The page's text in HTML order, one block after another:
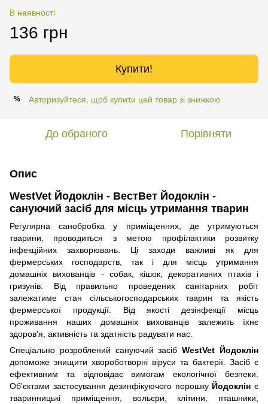
В наявності
136 грн
Купити!
% Авторизуйтеся, щоб купити цей товар зі знижкою
До обраного Порівняти
Опис
WestVet Йодоклін - ВестВет Йодоклін -
сануючий засіб для місць утримання тварин
Регулярна санобробка у приміщеннях, де утримуються
тварини, проводиться з метою профілактики розвитку
інфекційних захворювань. Ці заходи важливі як для
фермерських господарств, так і для місць утримання
домашніх вихованців - собак, кішок, декоративних птахів і
гризунів. Від правильно проведених санітарних робіт
залежатиме стан сільськогосподарських тварин та якість
фермерської продукції. Від якості дезінфекції місць
проживання наших домашніх вихованців залежить їхнє
здоров'я, активність та здатність радувати нас.
Спеціально розроблений сануючий засібWestVet Йодоклін
допоможе знищити хвороботворні віруси та бактерії. Засіб є
ефективним та відповідає вимогам екологічної безпеки.
Об'єктами застосування дезинфікуючого порошку Йодоклін є
тваринницькі приміщення, вольєри, клітини, пташники,